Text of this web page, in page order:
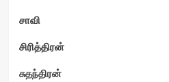
சாவி
சிரித்திரன்
சுதந்திரன்